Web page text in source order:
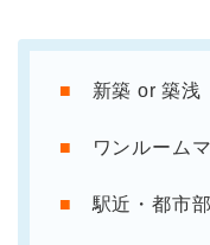
■ 新築 or 築浅
■ ワンルーム
■ 駅近・都市部